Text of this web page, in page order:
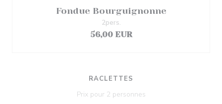
Fondue Bourguignonne
56,00 EUR
2pers.
RACLETTES
Prix pour 2 personnes